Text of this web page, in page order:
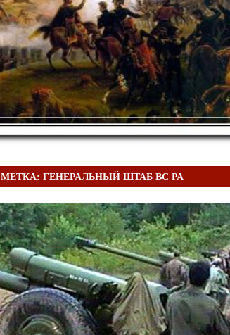
МЕТКА:ГЕНЕРАЛЬНЫЙ ШТАБ ВС РА